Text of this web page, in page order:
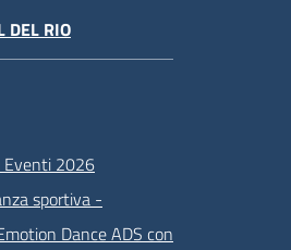
DEL RIO
Eventi 2026
sportiva -
Dance ADS con